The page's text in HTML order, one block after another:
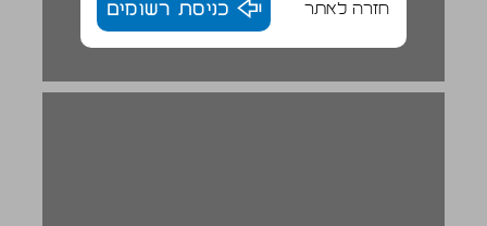
חזרה לאתר כניסת רשומים